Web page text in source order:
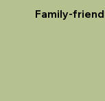
Family-